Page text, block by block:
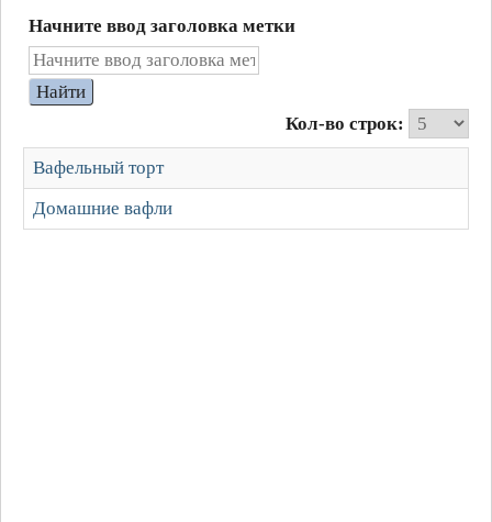
Начните ввод заголовка метки
Найти
Кол-во строк:
Вафельный торт
Домашние вафли